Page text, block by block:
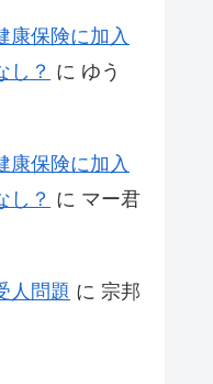
康保険に加入
し？ に ゆう
康保険に加入
し？ に マー君
人問題 に 宗邦